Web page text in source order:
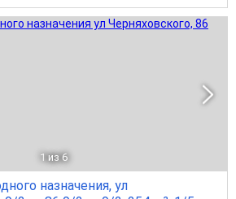
1 из 6
назначения, ул